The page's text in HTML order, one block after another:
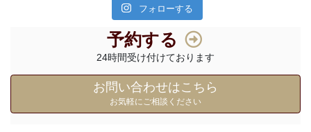
フォローする
予約する
24時間受け付けております
お問い合わせはこちら
お気軽にご相談ください